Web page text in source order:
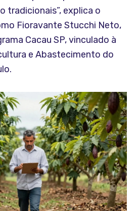
tradicionais”, explica o
Fioravante Stucchi Neto,
Cacau SP, vinculado à
e Abastecimento do